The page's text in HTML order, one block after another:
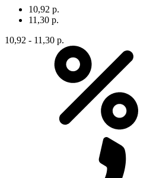
10,92 р.
11,30 р.
10,92 - 11,30 р.